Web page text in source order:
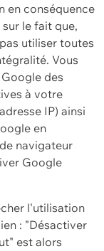
en conséquence
le fait que,
utiliser toutes
Vous
des
à votre
IP) ainsi
en
navigateur
Google
l'utilisation
: "Désactiver
est alors